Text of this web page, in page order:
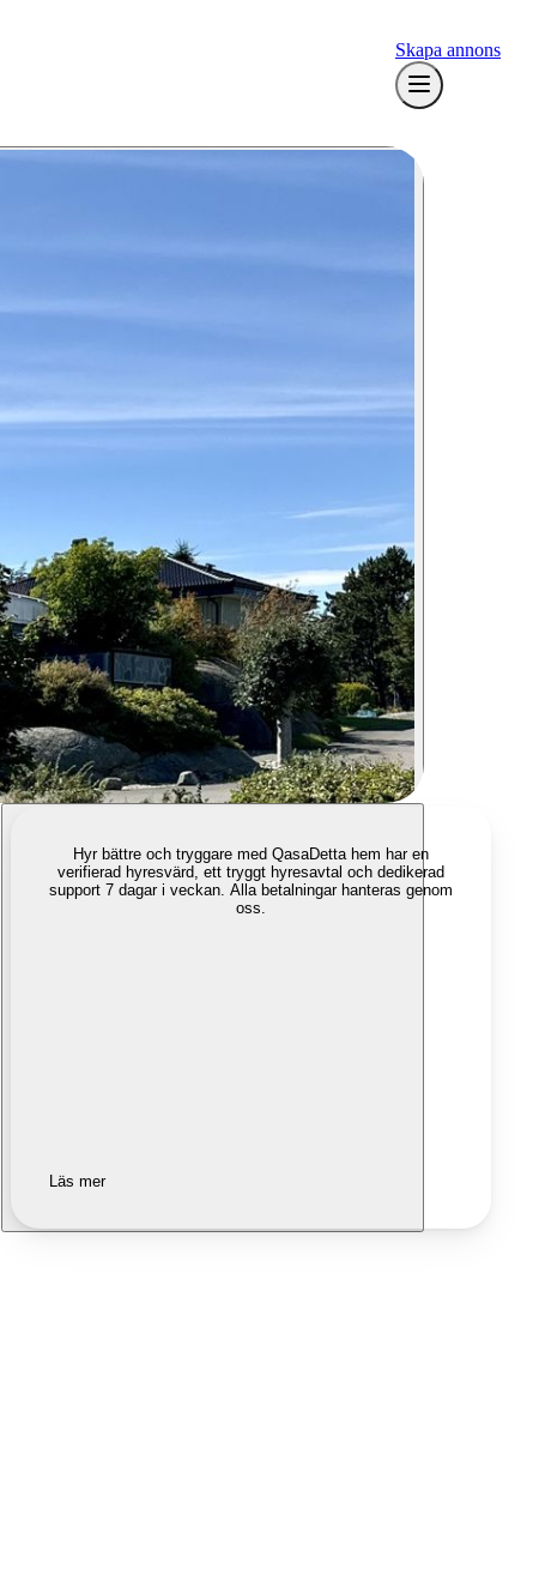
Skapa annons
Hyr bättre och tryggare med QasaDetta hem har en
verifierad hyresvärd, ett tryggt hyresavtal och dedikerad
support 7 dagar i veckan. Alla betalningar hanteras genom
oss.
Läs mer